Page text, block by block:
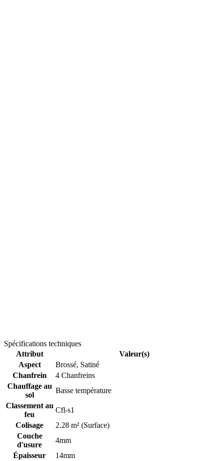
Spécifications techniques
Attribut
Valeur(s)
Aspect
Brossé, Satiné
Chanfrein
4 Chanfreins
Chauffage au
sol
Basse température
Classement au
feu
Cfl-s1
Colisage
2.28 m² (Surface)
Couche
d'usure
4mm
Épaisseur
14mm